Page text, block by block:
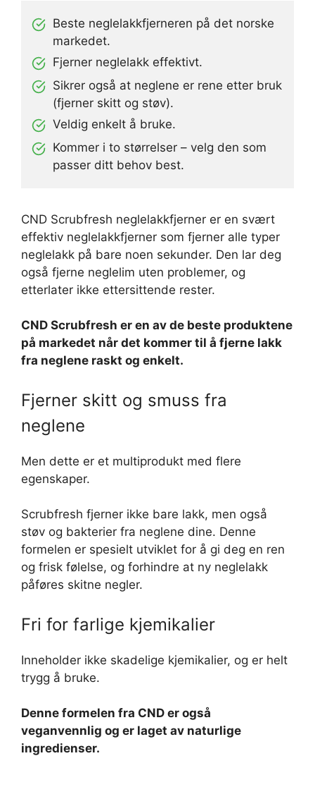
Beste neglelakkfjerneren på det norske
markedet.
Fjerner neglelakk effektivt.
Sikrer også at neglene er rene etter bruk
(fjerner skitt og støv).
Veldig enkelt å bruke.
Kommer i to størrelser – velg den som
passer ditt behov best.
CND Scrubfresh neglelakkfjerner er en svært
effektiv neglelakkfjerner som fjerner alle typer
neglelakk på bare noen sekunder. Den lar deg
også fjerne neglelim uten problemer, og
etterlater ikke ettersittende rester.
CND Scrubfresh er en av de beste produktene
på markedet når det kommer til å fjerne lakk
fra neglene raskt og enkelt.
Fjerner skitt og smuss fra
neglene
Men dette er et multiprodukt med flere
egenskaper.
Scrubfresh fjerner ikke bare lakk, men også
støv og bakterier fra neglene dine. Denne
formelen er spesielt utviklet for å gi deg en ren
og frisk følelse, og forhindre at ny neglelakk
påføres skitne negler.
Fri for farlige kjemikalier
Inneholder ikke skadelige kjemikalier, og er helt
trygg å bruke.
Denne formelen fra CND er også
veganvennlig og er laget av naturlige
ingredienser.